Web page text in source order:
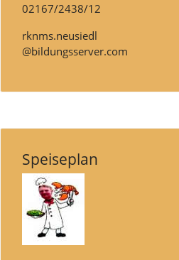
02167/2438/12
rknms.neusiedl
@bildungsserver.com
Speiseplan